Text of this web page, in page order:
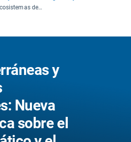
Aguas subterráneas y ecosistemas dependientes: Nueva base científica sobre el cambio climático y el impacto del uso del suelo para la actualización de la Directiva de la UE sobre las aguas subterráneas
y
Nueva
sobre el